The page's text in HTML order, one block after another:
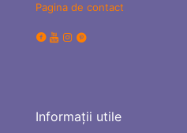
Pagina de contact
Informații utile